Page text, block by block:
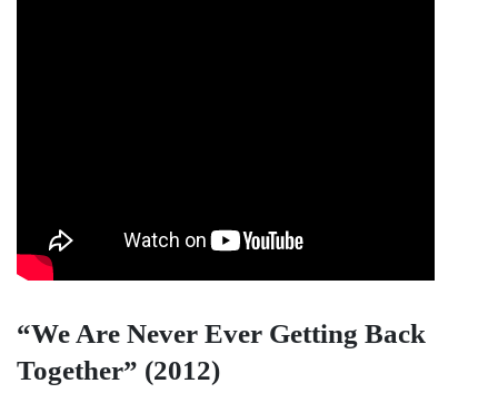
“We Are Never Ever Getting Back
Together” (2012)